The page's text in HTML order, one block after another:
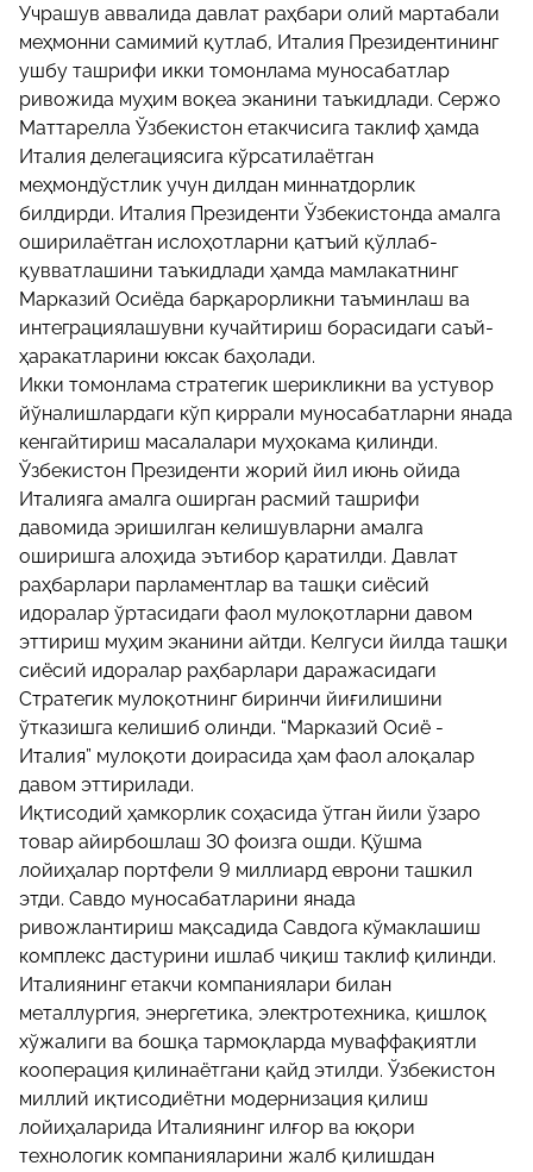
Учрашув аввалида давлат раҳбари олий мартабали
меҳмонни самимий қутлаб, Италия Президентининг
ушбу ташрифи икки томонлама муносабатлар
ривожида муҳим воқеа эканини таъкидлади. Сержо
Маттарелла Ўзбекистон етакчисига таклиф ҳамда
Италия делегациясига кўрсатилаётган
меҳмондўстлик учун дилдан миннатдорлик
билдирди. Италия Президенти Ўзбекистонда амалга
оширилаётган ислоҳотларни қатъий қўллаб-
қувватлашини таъкидлади ҳамда мамлакатнинг
Марказий Осиёда барқарорликни таъминлаш ва
интеграциялашувни кучайтириш борасидаги саъй-
ҳаракатларини юксак баҳолади.
Икки томонлама стратегик шерикликни ва устувор
йўналишлардаги кўп қиррали муносабатларни янада
кенгайтириш масалалари муҳокама қилинди.
Ўзбекистон Президенти жорий йил июнь ойида
Италияга амалга оширган расмий ташрифи
давомида эришилган келишувларни амалга
оширишга алоҳида эътибор қаратилди. Давлат
раҳбарлари парламентлар ва ташқи сиёсий
идоралар ўртасидаги фаол мулоқотларни давом
эттириш муҳим эканини айтди. Келгуси йилда ташқи
сиёсий идоралар раҳбарлари даражасидаги
Стратегик мулоқотнинг биринчи йиғилишини
ўтказишга келишиб олинди. “Марказий Осиё -
Италия” мулоқоти доирасида ҳам фаол алоқалар
давом эттирилади.
Иқтисодий ҳамкорлик соҳасида ўтган йили ўзаро
товар айирбошлаш 30 фоизга ошди. Қўшма
лойиҳалар портфели 9 миллиард еврони ташкил
этди. Савдо муносабатларини янада
ривожлантириш мақсадида Савдога кўмаклашиш
комплекс дастурини ишлаб чиқиш таклиф қилинди.
Италиянинг етакчи компаниялари билан
металлургия, энергетика, электротехника, қишлоқ
хўжалиги ва бошқа тармоқларда муваффақиятли
кооперация қилинаётгани қайд этилди. Ўзбекистон
миллий иқтисодиётни модернизация қилиш
лойиҳаларида Италиянинг илғор ва юқори
технологик компанияларини жалб қилишдан